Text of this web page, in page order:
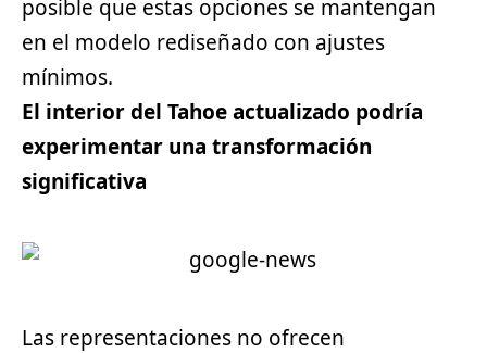
posible que estas opciones se mantengan
en el modelo rediseñado con ajustes
mínimos.
El interior del Tahoe actualizado podría
experimentar una transformación
significativa
Las representaciones no ofrecen